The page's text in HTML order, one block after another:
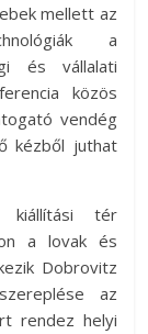
mellett az
a
és vállalati
közös
vendég
kézből juthat
kiállítási tér
a lovak és
Dobrovitz
az
rendez helyi